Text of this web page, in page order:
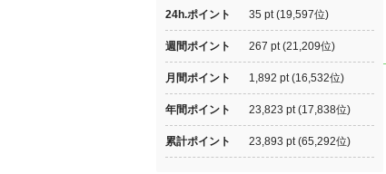
24h.ポイント 35 pt (19,597位)
週間ポイント 267 pt (21,209位)
月間ポイント 1,892 pt (16,532位)
年間ポイント 23,823 pt (17,838位)
累計ポイント 23,893 pt (65,292位)